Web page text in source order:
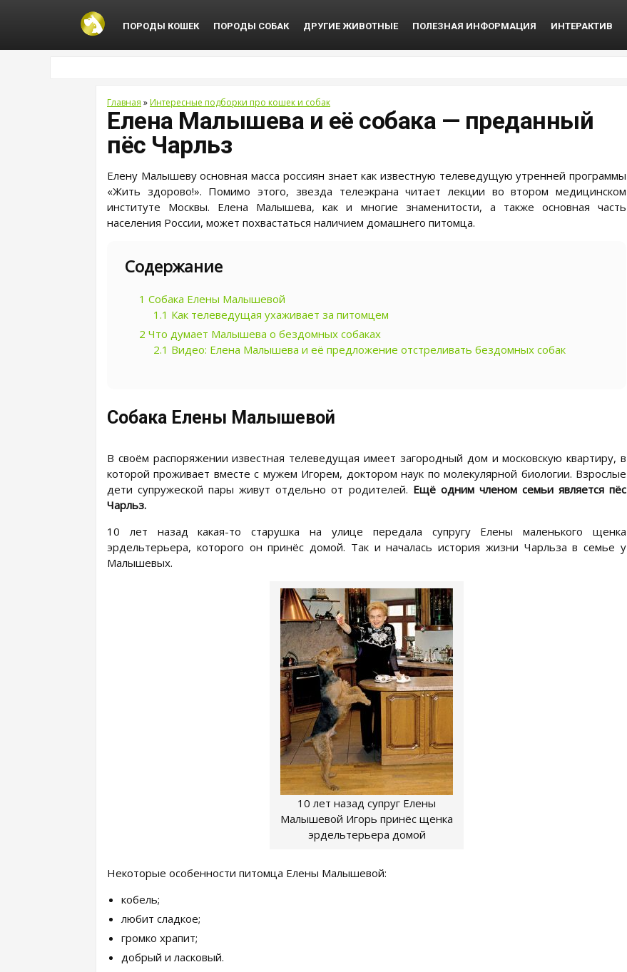
ПОРОДЫ КОШЕК ПОРОДЫ СОБАК ДРУГИЕ ЖИВОТНЫЕ ПОЛЕЗНАЯ ИНФОРМАЦИЯ ИНТЕРАКТИВ
Главная »Интересные подборки про кошек и собак
Елена Малышева и её собака — преданный
пёс Чарльз
Елену Малышеву основная масса россиян знает как известную телеведущую утренней программы
«Жить здорово!». Помимо этого, звезда телеэкрана читает лекции во втором медицинском
институте Москвы. Елена Малышева, как и многие знаменитости, а также основная часть
населения России, может похвастаться наличием домашнего питомца.
Содержание
1 Собака Елены Малышевой
1.1 Как телеведущая ухаживает за питомцем
2 Что думает Малышева о бездомных собаках
2.1 Видео: Елена Малышева и её предложение отстреливать бездомных собак
Собака Елены Малышевой
В своём распоряжении известная телеведущая имеет загородный дом и московскую квартиру, в
которой проживает вместе с мужем Игорем, доктором наук по молекулярной биологии. Взрослые
дети супружеской пары живут отдельно от родителей. Ещё одним членом семьи является пёс
Чарльз.
10 лет назад какая-то старушка на улице передала супругу Елены маленького щенка
эрдельтерьера, которого он принёс домой. Так и началась история жизни Чарльза в семье у
Малышевых.
10 лет назад супруг Елены
Малышевой Игорь принёс щенка
эрдельтерьера домой
Некоторые особенности питомца Елены Малышевой:
кобель;
любит сладкое;
громко храпит;
добрый и ласковый.